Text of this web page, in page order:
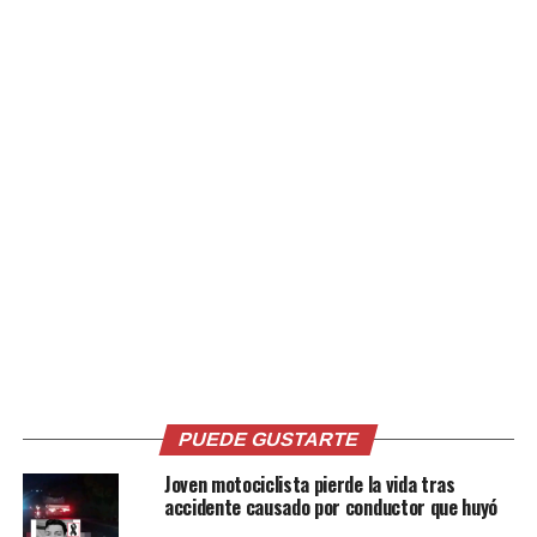
MAS
…
pic.twitter.com/dfv46n7Z0Z
PUEDE GUSTARTE
Joven motociclista pierde la vida tras
accidente causado por conductor que huyó